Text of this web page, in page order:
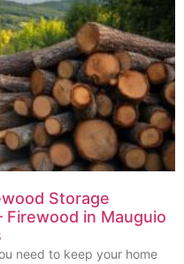
Storage
in Mauguio
need to keep your home